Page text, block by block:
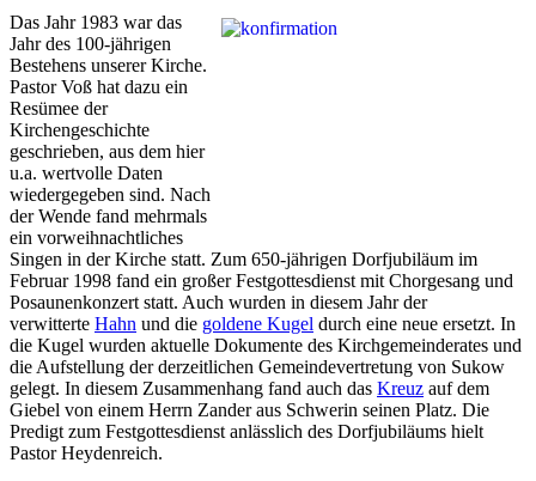
Das Jahr 1983 war das
Jahr des 100-jährigen
Bestehens unserer Kirche.
Pastor Voß hat dazu ein
Resümee der
Kirchengeschichte
geschrieben, aus dem hier
u.a. wertvolle Daten
wiedergegeben sind. Nach
der Wende fand mehrmals
ein vorweihnachtliches
Singen in der Kirche statt. Zum 650-jährigen Dorfjubiläum im
Februar 1998 fand ein großer Festgottesdienst mit Chorgesang und
Posaunenkonzert statt. Auch wurden in diesem Jahr der
verwitterte Hahn und die goldene Kugel durch eine neue ersetzt. In
die Kugel wurden aktuelle Dokumente des Kirchgemeinderates und
die Aufstellung der derzeitlichen Gemeindevertretung von Sukow
gelegt. In diesem Zusammenhang fand auch das Kreuz auf dem
Giebel von einem Herrn Zander aus Schwerin seinen Platz. Die
Predigt zum Festgottesdienst anlässlich des Dorfjubiläums hielt
Pastor Heydenreich.